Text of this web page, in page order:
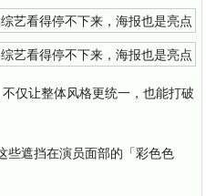
仅让整体风格更统一，也能打破
些遮挡在演员面部的「彩色色